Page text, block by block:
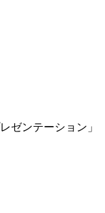
ゼンテーション」